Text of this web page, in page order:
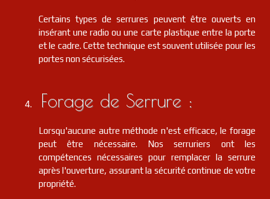
Certains types de serrures peuvent être ouverts en
insérant une radio ou une carte plastique entre la porte
et le cadre. Cette technique est souvent utilisée pour les
portes non sécurisées.
Forage de Serrure :
Lorsqu'aucune autre méthode n'est efficace, le forage
peut être nécessaire. Nos serruriers ont les
compétences nécessaires pour remplacer la serrure
après l'ouverture, assurant la sécurité continue de votre
propriété.